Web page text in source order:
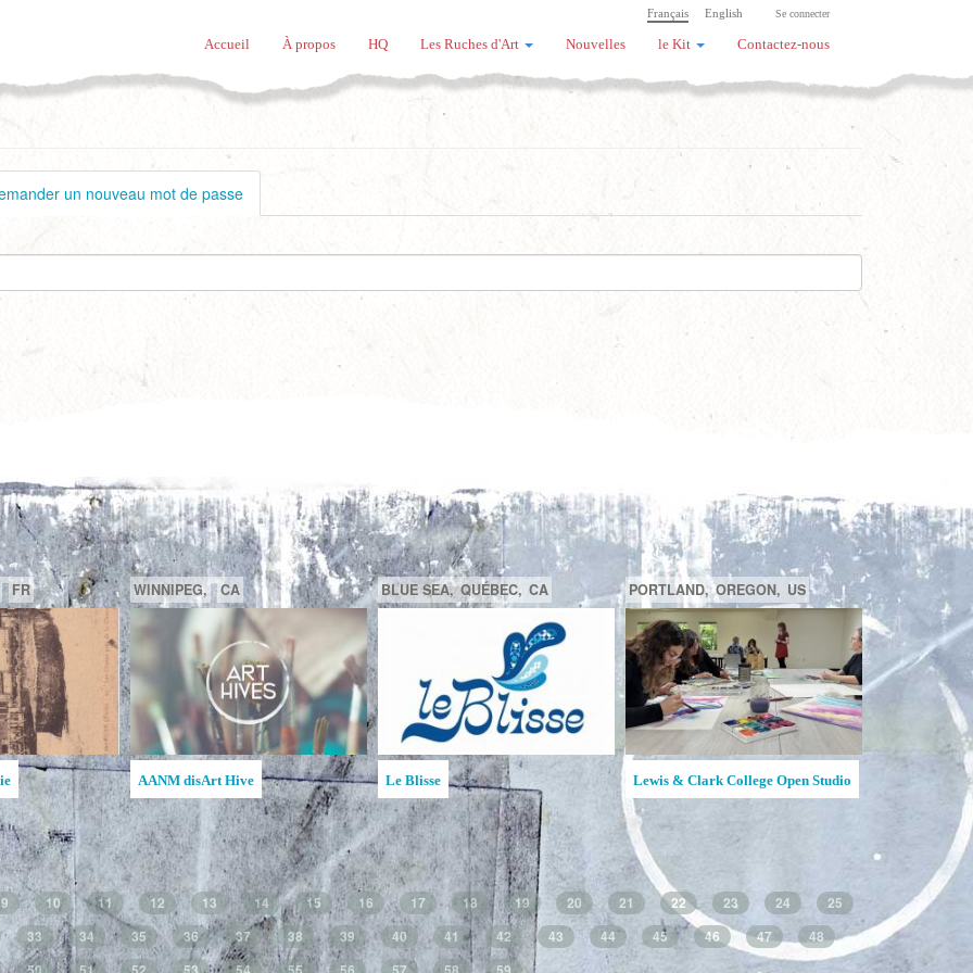
Se connecter
English
Français
Accueil À propos HQ Les Ruches d'Art Nouvelles le Kit Contactez-nous
un nouveau mot de passe
actif)
FR
d'art de la MAATA
GATINEAU, QUÉBEC, CA
Ruche d'Art de l'Étincelle
SAGUENAY, CA
Ruches d'Art Saguenay-Lac-Saint-
Jean
BEACONSFIELD, QUÉBEC,
Creative Hive / Ruche créative
9 10 11 12 13 14 15 16 17 18 19 20 21 22 23 24
25
33 34 35 36 37 38 39 40 41 42 43 44 45 46 47
48